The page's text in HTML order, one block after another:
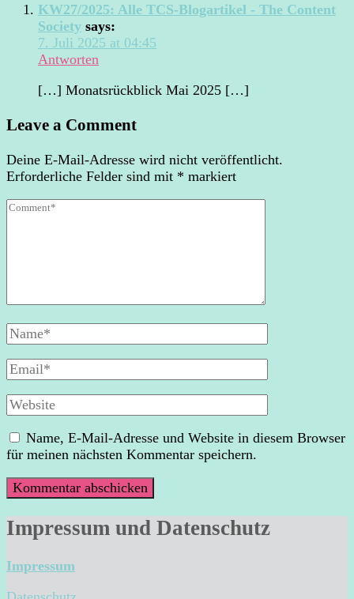
KW27/2025: Alle TCS-Blogartikel - The Content
Society says:
7. Juli 2025 at 04:45
Antworten
[…] Monatsrückblick Mai 2025 […]
Leave a Comment
Deine E-Mail-Adresse wird nicht veröffentlicht.
Erforderliche Felder sind mit * markiert
Comment
Full
Name
Email
Website
Name, E-Mail-Adresse und Website in diesem Browser
für meinen nächsten Kommentar speichern.
Impressum und Datenschutz
Impressum